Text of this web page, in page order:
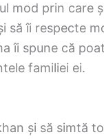
mod prin care
să îi respecte
îi spune că
familiei ei.
și să simtă